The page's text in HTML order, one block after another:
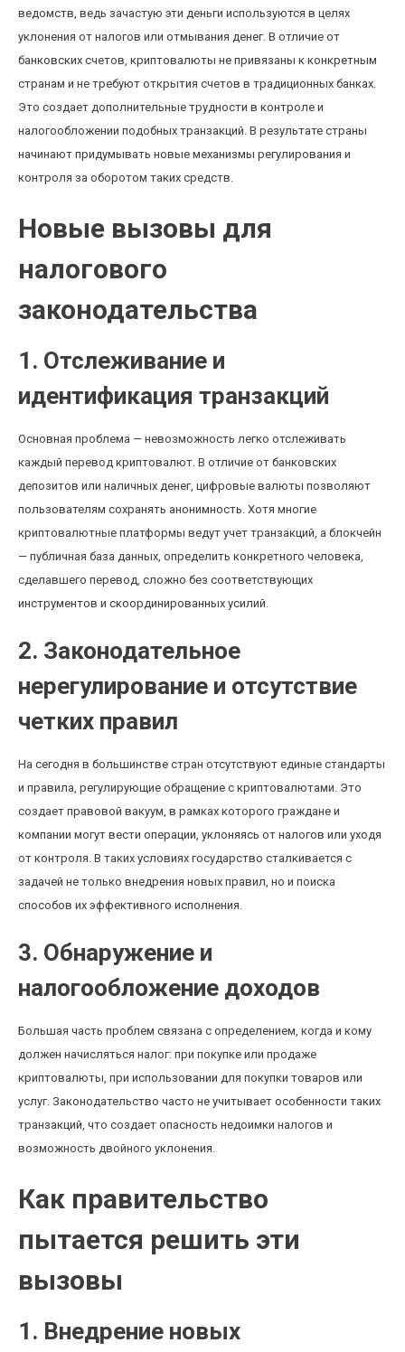
ведомств, ведь зачастую эти деньги используются в целях
уклонения от налогов или отмывания денег. В отличие от
банковских счетов, криптовалюты не привязаны к конкретным
странам и не требуют открытия счетов в традиционных банках.
Это создает дополнительные трудности в контроле и
налогообложении подобных транзакций. В результате страны
начинают придумывать новые механизмы регулирования и
контроля за оборотом таких средств.
Новые вызовы для
налогового
законодательства
1. Отслеживание и
идентификация транзакций
Основная проблема — невозможность легко отслеживать
каждый перевод криптовалют. В отличие от банковских
депозитов или наличных денег, цифровые валюты позволяют
пользователям сохранять анонимность. Хотя многие
криптовалютные платформы ведут учет транзакций, а блокчейн
— публичная база данных, определить конкретного человека,
сделавшего перевод, сложно без соответствующих
инструментов и скоординированных усилий.
2. Законодательное
нерегулирование и отсутствие
четких правил
На сегодня в большинстве стран отсутствуют единые стандарты
и правила, регулирующие обращение с криптовалютами. Это
создает правовой вакуум, в рамках которого граждане и
компании могут вести операции, уклоняясь от налогов или уходя
от контроля. В таких условиях государство сталкивается с
задачей не только внедрения новых правил, но и поиска
способов их эффективного исполнения.
3. Обнаружение и
налогообложение доходов
Большая часть проблем связана с определением, когда и кому
должен начисляться налог: при покупке или продаже
криптовалюты, при использовании для покупки товаров или
услуг. Законодательство часто не учитывает особенности таких
транзакций, что создает опасность недоимки налогов и
возможность двойного уклонения.
Как правительство
пытается решить эти
вызовы
1. Внедрение новых